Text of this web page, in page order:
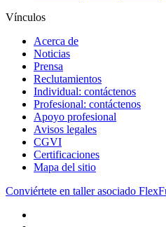
Vínculos
Acerca de
Noticias
Prensa
Reclutamientos
Individual: contáctenos
Profesional: contáctenos
Apoyo profesional
Avisos legales
CGVI
Certificaciones
Mapa del sitio
Conviértete en taller asociado